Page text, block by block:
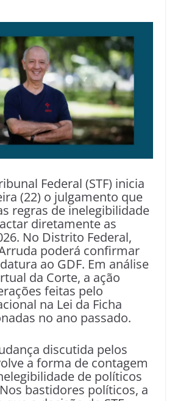
Federal (STF) inicia
(22) o julgamento que
regras de inelegibilidade
diretamente as
No Distrito Federal,
poderá confirmar
ao GDF. Em análise
da Corte, a ação
feitas pelo
na Lei da Ficha
no ano passado.
discutida pelos
a forma de contagem
de políticos
bastidores políticos, a